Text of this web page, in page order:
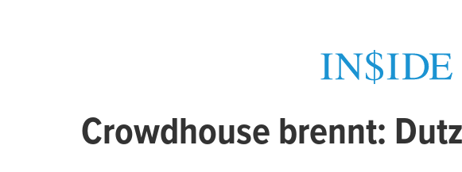
Crowdhouse brennt: